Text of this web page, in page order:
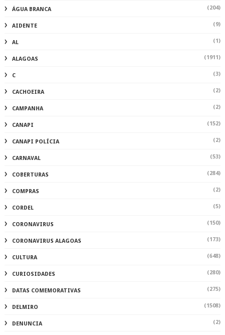
ÁGUA BRANCA (204)
AIDENTE (9)
AL (1)
ALAGOAS (1911)
C (3)
CACHOEIRA (2)
CAMPANHA (2)
CANAPI (152)
CANAPI POLÍCIA (2)
CARNAVAL (53)
COBERTURAS (284)
COMPRAS (2)
CORDEL (5)
CORONAVIRUS (150)
CORONAVIRUS ALAGOAS (173)
CULTURA (648)
CURIOSIDADES (280)
DATAS COMEMORATIVAS (275)
DELMIRO (1508)
DENUNCIA (2)